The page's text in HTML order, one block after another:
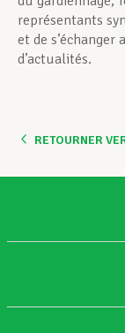
représentants
et de
d’actualités.
RETOURNER